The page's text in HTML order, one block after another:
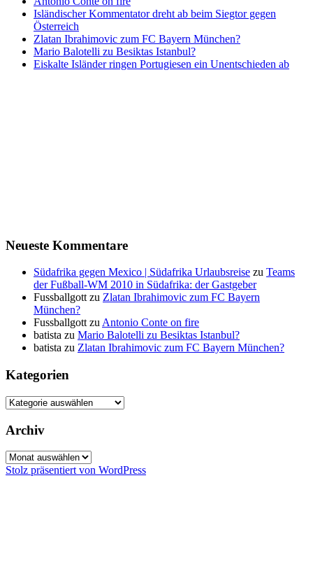
Isländischer Kommentator dreht ab beim Siegtor gegen
Österreich
Zlatan Ibrahimovic zum FC Bayern München?
Mario Balotelli zu Besiktas Istanbul?
Eiskalte Isländer ringen Portugiesen ein Unentschieden ab
Neueste Kommentare
Südafrika gegen Mexico | Südafrika Urlaubsreise zu Teams
der Fußball-WM 2010 in Südafrika: der Gastgeber
Fussballgottzu Zlatan Ibrahimovic zum FC Bayern
München?
FussballgottzuAntonio Conte on fire
batista zu Mario Balotelli zu Besiktas Istanbul?
batista zu Zlatan Ibrahimovic zum FC Bayern München?
Kategorien
Kategorien
Archiv
Archiv
Stolz präsentiert von WordPress